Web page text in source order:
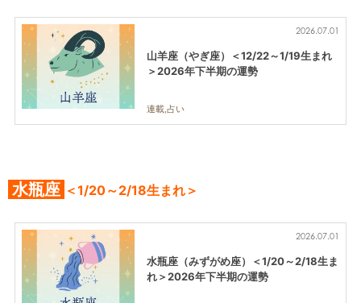
2026.07.01
山羊座（やぎ座）＜12/22～1/19生まれ
＞2026年下半期の運勢
連載,占い
水瓶座 ＜1/20～2/18生まれ＞
2026.07.01
水瓶座（みずがめ座）＜1/20～2/18生ま
れ＞2026年下半期の運勢